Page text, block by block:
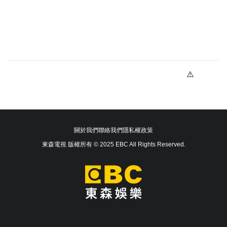
關於我們聯絡我們隱私權政策
東森電視 版權所有 © 2025 EBC All Rights Reserved.